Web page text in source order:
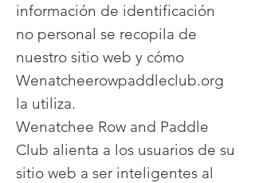
información de identificación
no personal se recopila de
nuestro sitio web y cómo
Wenatcheerowpaddleclub.org
la utiliza.
Wenatchee Row and Paddle
Club alienta a los usuarios de su
sitio web a ser inteligentes al